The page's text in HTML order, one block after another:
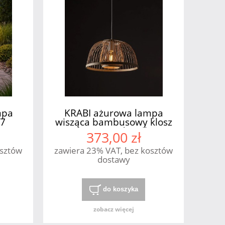
KRABI ażurowa lampa
wisząca bambusowy klosz
E27 Nowodvorski
373,00 zł
zawiera 23% VAT, bez kosztów
dostawy
do koszyka
zobacz więcej